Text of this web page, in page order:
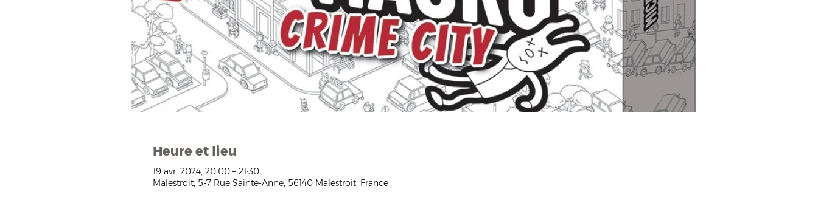
Heure et lieu
19 avr. 2024, 20:00 – 21:30
Malestroit, 5-7 Rue Sainte-Anne, 56140 Malestroit, France